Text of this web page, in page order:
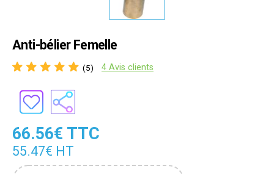
Anti-bélier Femelle
(5) 4 Avis clients
66.56€ TTC
55.47€ HT